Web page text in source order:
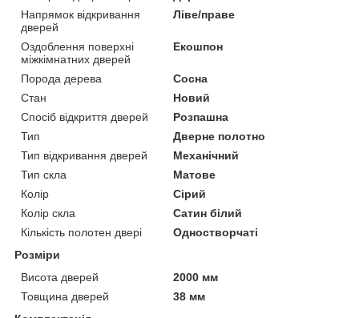
Напрямок відкривання
дверей
Ліве/праве
Оздоблення поверхні
міжкімнатних дверей
Екошпон
Порода дерева
Сосна
Стан
Новий
Спосіб відкриття дверей
Розпашна
Тип
Дверне полотно
Тип відкривання дверей
Механічний
Тип скла
Матове
Колір
Сірий
Колір скла
Сатин білий
Кількість полотен двері
Одностворчаті
Розміри
Висота дверей
2000 мм
Товщина дверей
38 мм